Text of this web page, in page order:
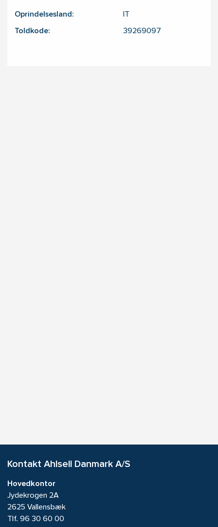
Oprindelsesland:
Toldkode: 39269097
Kontakt Ahlsell Danmark A/S
Hovedkontor
Jydekrogen 2A
2625 Vallensbæk
Tlf. 96 30 60 00